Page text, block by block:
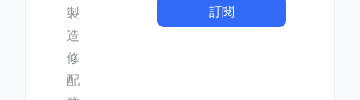
製
造
修
配
訂閱